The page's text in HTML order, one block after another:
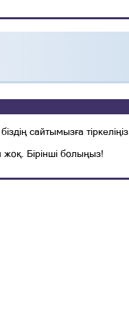
сайтымызға тіркеліңіз
жоқ. Бірінші болыңыз!